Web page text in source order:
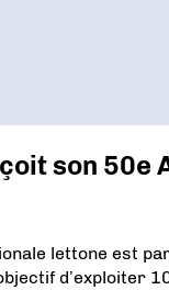
son 50e
lettone est
d’exploiter